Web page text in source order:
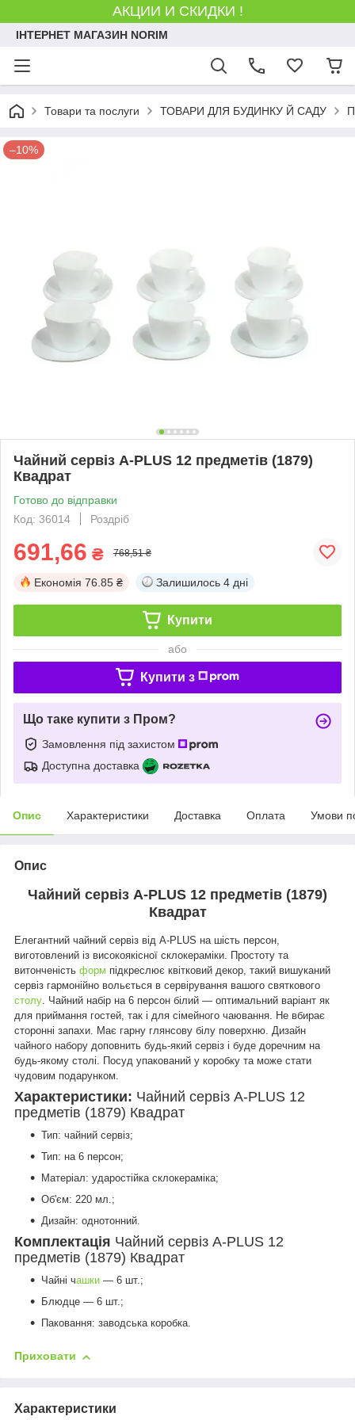
АКЦИИ И СКИДКИ !
ІНТЕРНЕТ МАГАЗИН NORIM
Товари та послуги ТОВАРИ ДЛЯ БУДИНКУ Й САДУ
–10%
Чайний сервіз A-PLUS 12 предметів (1879)
Квадрат
Готово до відправки
Код: 36014
Роздріб
691,66 ₴ 768,51 ₴
Економія 76.85 ₴ Залишилось 4 дні
Купити
або
Купити з
Що таке купити з Пром?
Замовлення під захистом
Доступна доставка
Опис Характеристики Доставка Оплата Умови
Опис
Чайний сервіз A-PLUS 12 предметів (1879)
Квадрат
Елегантний чайний сервіз від A-PLUS на шість персон,
виготовлений із високоякісної склокераміки. Простоту та
витонченість форм підкреслює квітковий декор, такий вишуканий
сервіз гармонійно вольється в сервірування вашого святкового
столу. Чайний набір на 6 персон білий — оптимальний варіант як
для приймання гостей, так і для сімейного чаювання. Не вбирає
сторонні запахи. Має гарну глянсову білу поверхню. Дизайн
чайного набору доповнить будь-який сервіз і буде доречним на
будь-якому столі. Посуд упакований у коробку та може стати
чудовим подарунком.
Характеристики: Чайний сервіз A-PLUS 12
предметів (1879) Квадрат
Тип: чайний сервіз;
Тип: на 6 персон;
Матеріал: ударостійка склокераміка;
Об'єм: 220 мл.;
Дизайн: однотонний.
Комплектація Чайний сервіз A-PLUS 12
предметів (1879) Квадрат
Чайні чашки — 6 шт.;
Блюдце — 6 шт.;
Паковання: заводська коробка.
Приховати
Характеристики